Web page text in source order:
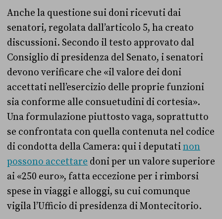
Anche la questione sui doni ricevuti dai
senatori, regolata dall’articolo 5, ha creato
discussioni. Secondo il testo approvato dal
Consiglio di presidenza del Senato, i senatori
devono verificare che «il valore dei doni
accettati nell’esercizio delle proprie funzioni
sia conforme alle consuetudini di cortesia».
Una formulazione piuttosto vaga, soprattutto
se confrontata con quella contenuta nel codice
di condotta della Camera: qui i deputatinon
possono accettare doni per un valore superiore
ai «250 euro», fatta eccezione per i rimborsi
spese in viaggi e alloggi, su cui comunque
vigila l’Ufficio di presidenza di Montecitorio.